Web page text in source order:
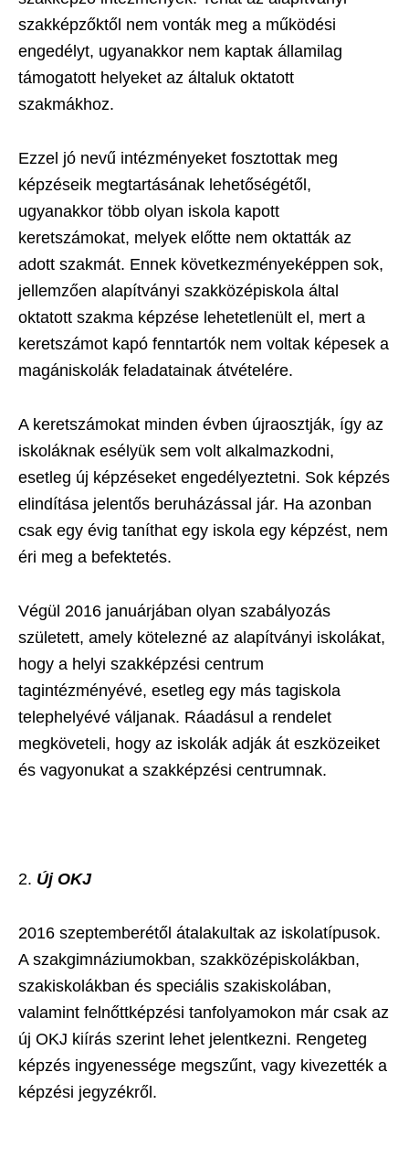
szakképzőktől nem vonták meg a működési
engedélyt, ugyanakkor nem kaptak államilag
támogatott helyeket az általuk oktatott
szakmákhoz.
Ezzel jó nevű intézményeket fosztottak meg
képzéseik megtartásának lehetőségétől,
ugyanakkor több olyan iskola kapott
keretszámokat, melyek előtte nem oktatták az
adott szakmát. Ennek következményeképpen sok,
jellemzően alapítványi szakközépiskola által
oktatott szakma képzése lehetetlenült el, mert a
keretszámot kapó fenntartók nem voltak képesek a
magániskolák feladatainak átvételére.
A keretszámokat minden évben újraosztják, így az
iskoláknak esélyük sem volt alkalmazkodni,
esetleg új képzéseket engedélyeztetni. Sok képzés
elindítása jelentős beruházással jár. Ha azonban
csak egy évig taníthat egy iskola egy képzést, nem
éri meg a befektetés.
Végül 2016 januárjában olyan szabályozás
született, amely kötelezné az alapítványi iskolákat,
hogy a helyi szakképzési centrum
tagintézményévé, esetleg egy más tagiskola
telephelyévé váljanak. Ráadásul a rendelet
megköveteli, hogy az iskolák adják át eszközeiket
és vagyonukat a szakképzési centrumnak.
Új OKJ
2016 szeptemberétől átalakultak az iskolatípusok.
A szakgimnáziumokban, szakközépiskolákban,
szakiskolákban és speciális szakiskolában,
valamint felnőttképzési tanfolyamokon már csak az
új OKJ kiírás szerint lehet jelentkezni. Rengeteg
képzés ingyenessége megszűnt, vagy kivezették a
képzési jegyzékről.